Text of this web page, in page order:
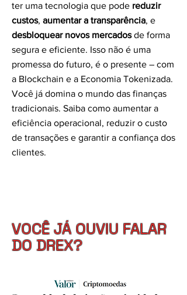
ter uma tecnologia que pode reduzir
custos, aumentar a transparência, e
desbloquear novos mercadosde forma
segura e eficiente. Isso não é uma
promessa do futuro, é o presente – com
a Blockchain e a Economia Tokenizada.
Você já domina o mundo das finanças
tradicionais. Saiba como aumentar a
eficiência operacional, reduzir o custo
de transações e garantir a confiança dos
clientes.
VOCÊ JÁ OUVIU FALAR
DO DREX?